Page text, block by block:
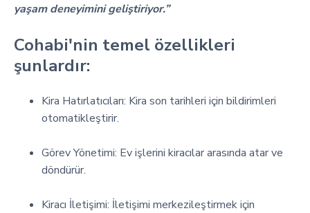
yaşam deneyimini geliştiriyor.”
Cohabi'nin temel özellikleri
şunlardır:
Kira Hatırlatıcıları: Kira son tarihleri için bildirimleri
otomatikleştirir.
Görev Yönetimi: Ev işlerini kiracılar arasında atar ve
döndürür.
Kiracı İletişimi: İletişimi merkezileştirmek için